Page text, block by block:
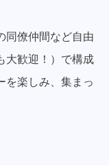
同僚仲間など自由
大歓迎！）で構成
を楽しみ、集まっ